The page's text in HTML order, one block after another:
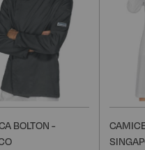
BOLTON -